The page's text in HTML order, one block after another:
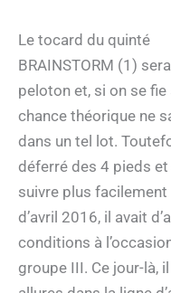
Le tocard du quinté
BRAINSTORM (1)
peloton et, si on se
chance théorique ne
dans un tel lot.
déferré des 4 pieds
suivre plus
d’avril 2016, il avait
conditions à
groupe III. Ce jour-là,